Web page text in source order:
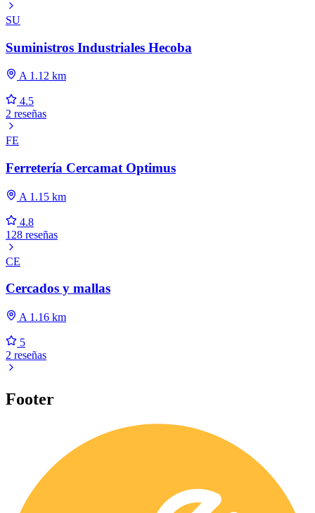
SU
Suministros Industriales Hecoba
A 1.12 km
4.5
2 reseñas
FE
Ferretería Cercamat Optimus
A 1.15 km
4.8
128 reseñas
CE
Cercados y mallas
A 1.16 km
5
2 reseñas
Footer